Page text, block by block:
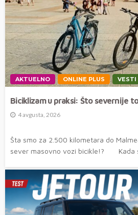
AKTUELNO ONLINE PLUS VESTI
Biciklizam u praksi: Što severnije
4 avgusta, 2026
Šta smo za 2.500 kilometara do
sever masovno vozi bicikle!? Kada